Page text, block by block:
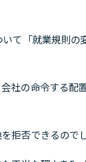
て「就業規則の
社の命令する配
拒否できるので